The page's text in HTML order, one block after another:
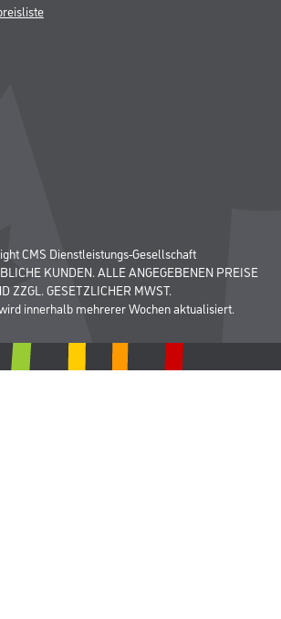
CMS Dienstleistungs-Gesellschaft
KUNDEN. ALLE ANGEGEBENEN PREISE
ZZGL. GESETZLICHER MWST.
innerhalb mehrerer Wochen aktualisiert.